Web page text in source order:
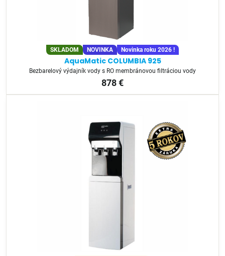
SKLADOM NOVINKA Novinka roku 2026 !
AquaMatic COLUMBIA 925
Bezbarelový výdajník vody s RO membránovou filtráciou vody
878 €